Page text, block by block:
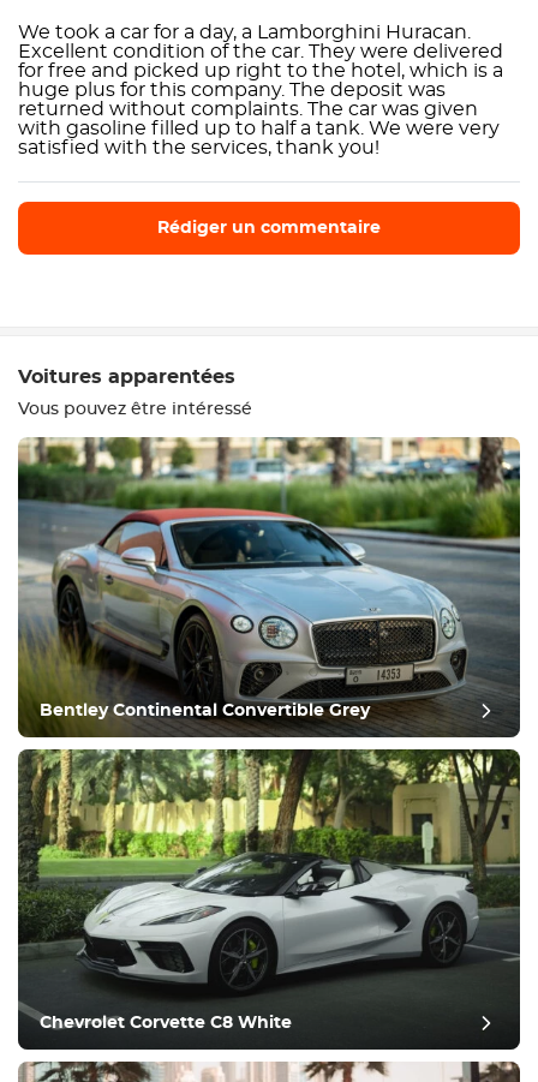
We took a car for a day, a Lamborghini Huracan.
Excellent condition of the car. They were delivered
for free and picked up right to the hotel, which is a
huge plus for this company. The deposit was
returned without complaints. The car was given
with gasoline filled up to half a tank. We were very
satisfied with the services, thank you!
Rédiger un commentaire
Equipement
Confortable
Contrôle du climat
Conduire
Condition
bilan de fin d'année
Voitures apparentées
Vous pouvez être intéressé
Bentley Continental Convertible Grey
Chevrolet Corvette C8 White